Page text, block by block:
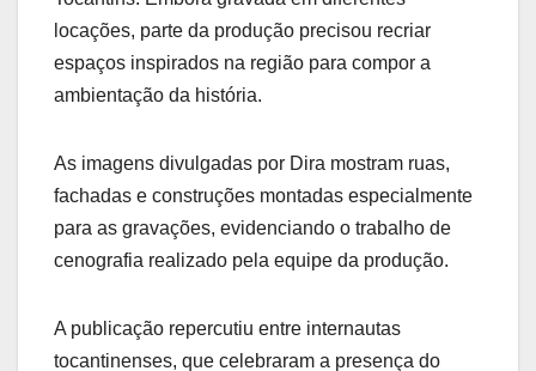
locações, parte da produção precisou recriar
espaços inspirados na região para compor a
ambientação da história.
As imagens divulgadas por Dira mostram ruas,
fachadas e construções montadas especialmente
para as gravações, evidenciando o trabalho de
cenografia realizado pela equipe da produção.
A publicação repercutiu entre internautas
tocantinenses, que celebraram a presença do